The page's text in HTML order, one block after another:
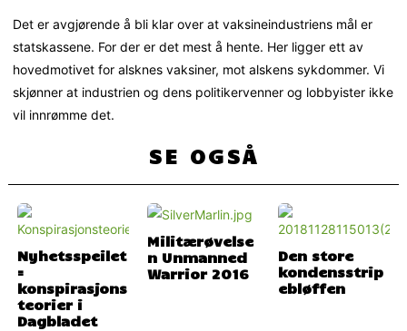
Det er avgjørende å bli klar over at vaksineindustriens mål er
statskassene. For der er det mest å hente. Her ligger ett av
hovedmotivet for alsknes vaksiner, mot alskens sykdommer. Vi
skjønner at industrien og dens politikervenner og lobbyister ikke
vil innrømme det.
SE OGSÅ
Nyhetsspeilet
=
konspirasjons
teorier i
Dagbladet
Militærøvelse
n Unmanned
Warrior 2016
Den store
kondensstrip
ebløffen